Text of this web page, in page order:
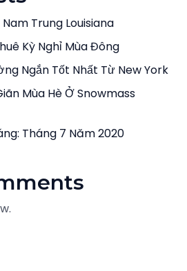
Trung Louisiana
Kỳ Nghỉ Mùa Đông
Ngắn Tốt Nhất Từ New York
Mùa Hè Ở Snowmass
Tháng 7 Năm 2020